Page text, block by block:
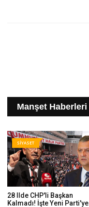
Manşet Haberleri
SİYASET
28 Ilde CHP'li Başkan
Kalmadı! İşte Yeni Parti'ye